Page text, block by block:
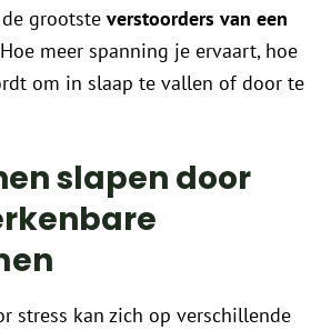
grootste verstoorders van een
meer spanning je ervaart, hoe
om in slaap te vallen of door te
slapen door
stress kan zich op verschillende